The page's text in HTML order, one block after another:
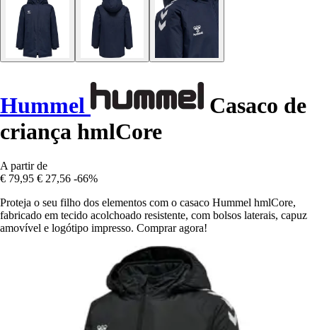
Hummel
Casaco de
criança hmlCore
A partir de
€ 79,95 € 27,56 -66%
Proteja o seu filho dos elementos com o casaco Hummel hmlCore,
fabricado em tecido acolchoado resistente, com bolsos laterais, capuz
amovível e logótipo impresso. Comprar agora!